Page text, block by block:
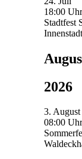
18:00 Uhr
Stadtfest
2026
3. August
08:00 Uhr